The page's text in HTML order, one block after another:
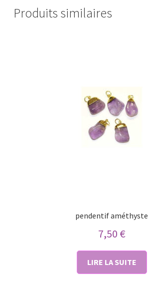
Produits similaires
pendentif améthyste
7,50 €
LIRE LA SUITE